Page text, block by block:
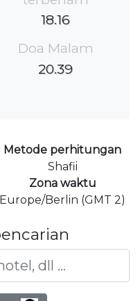
18.16
Doa Malam
20.39
Metode perhitungan
Shafii
Zona waktu
Europe/Berlin (GMT 2)